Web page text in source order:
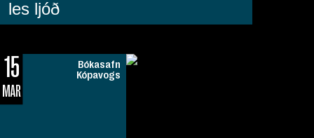
les ljóð
15
MAR
Bókasafn
Kópavogs